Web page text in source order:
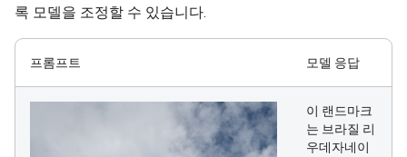
록 모델을 조정할 수 있습니다.
프롬프트 모델 응답
이 랜드마크
는 브라질 리
우데자네이